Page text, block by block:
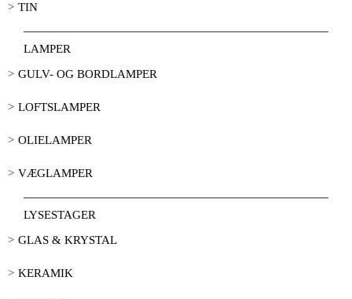
TIN
LAMPER
GULV- OG BORDLAMPER
LOFTSLAMPER
OLIELAMPER
VÆGLAMPER
LYSESTAGER
GLAS & KRYSTAL
KERAMIK